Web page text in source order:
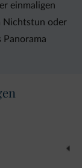
einmaligen
Nichtstun oder
Panorama